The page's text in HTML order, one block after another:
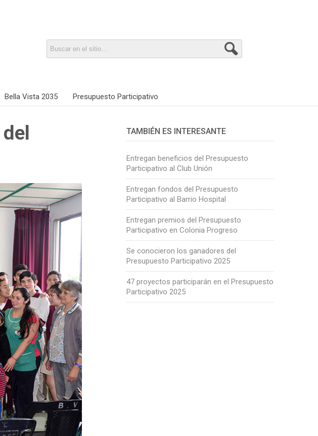
Bella Vista 2035 Presupuesto Participativo
TAMBIÉN ES INTERESANTE
Entregan beneficios del Presupuesto
Participativo al Club Unión
Entregan fondos del Presupuesto
Participativo al Barrio Hospital
Entregan premios del Presupuesto
Participativo en Colonia Progreso
Se conocieron los ganadores del
Presupuesto Participativo 2025
47 proyectos participarán en el Presupuesto
Participativo 2025